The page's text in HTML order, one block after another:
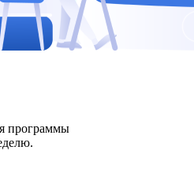
программы